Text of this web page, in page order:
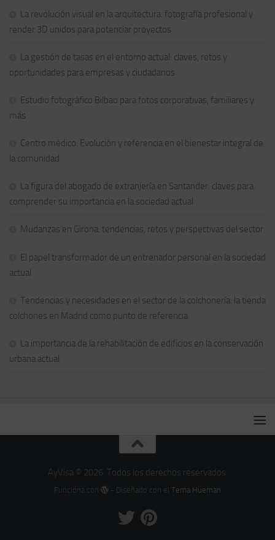
La revolución visual en la arquitectura: fotografía profesional y
render 3D unidos para potenciar proyectos
La gestión de tasas en el entorno actual: claves, retos y
oportunidades para empresas y ciudadanos
Estudio fotográfico Bilbao para fotos corporativas, familiares y
más
Centro médico: Evolución y referencia en el bienestar integral de
la comunidad
La figura del abogado de extranjería en Santander: claves para
comprender su importancia en la sociedad actual
Mudanzas en Girona: tendencias, retos y perspectivas del sector
El papel transformador de un entrenador personal en la sociedad
actual
Tendencias y necesidades en el sector de la colchonería: la tienda
colchones en Madrid como punto de referencia
La importancia de la rehabilitación de edificios en la conservación
urbana actual
AyVisa © 2026. Todos los derechos reservados.
Funciona con - Diseñado con elTema Hueman